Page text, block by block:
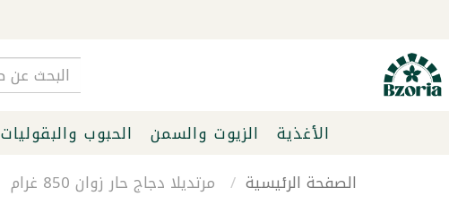
الأغذية الزيوت والسمن الحبوب والبقوليات
الصفحة الرئيسية
مرتديلا دجاج حار زوان 850 غرام